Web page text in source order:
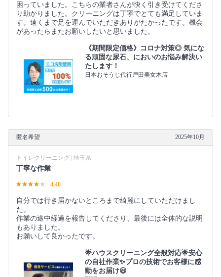
困っていました。こちらの業者さんが快く引き受けてくださ
り助かりました。クリーニングは丁寧でとても満足していま
す。遠くまで足を運んでいただきありがたかったです。機会
があったらまたお願いしたいと思いました。
《期間限定価格》コロナ対策◎ 気にな
る頑固な尿石、においのお悩み解決い
たします！
日本おそうじ代行戸田美女木店
匿名希望 2025年10月
トイレクリーニング | 埼玉県
丁寧な作業
4.40
自分では行き届かないところまで綺麗にしていただけまし
た。
作業の途中経過を報告してくださり、最後には全体的な説明
もありました。
お願いして良かったです。
🌟ハウスクリーニング全般対応🌟安心
の自社作業✨プロの技術でお客様に感
動をお届け😃